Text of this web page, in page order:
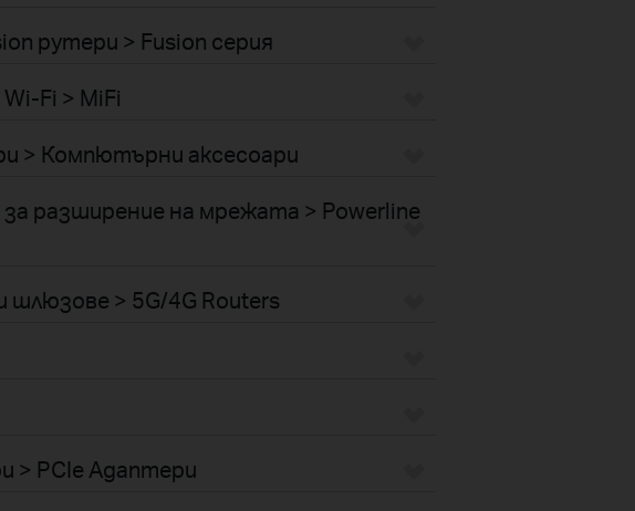
рутери > Fusion серия
Fi > MiFi
> Компютърни аксесоари
разширение на мрежата > Powerline
> 5G/4G Routers
PCIe Адаптери